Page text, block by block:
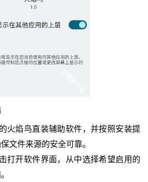
火焰鸟直装辅助软件，并按照安装提
文件来源的安全可靠。
打开软件界面，从中选择希望启用的